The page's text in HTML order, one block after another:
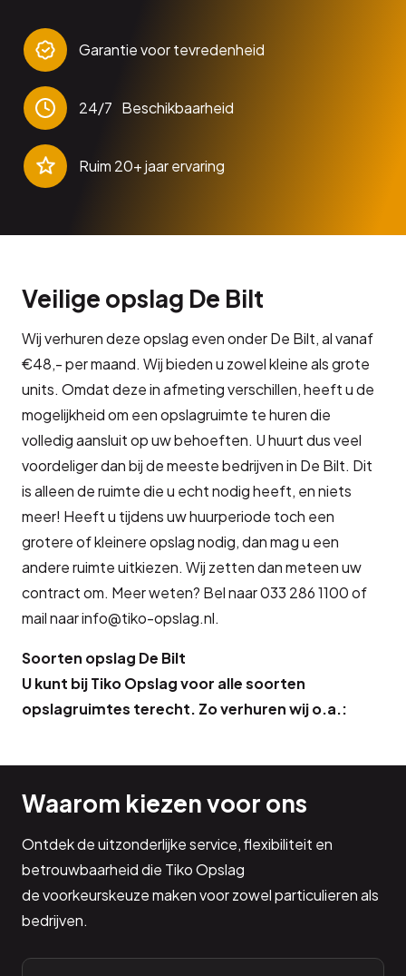
Garantie voor tevredenheid
24/7 Beschikbaarheid
Ruim 20+ jaar ervaring
Veilige opslag De Bilt
Wij verhuren deze opslag even onder De Bilt, al vanaf
€48,- per maand. Wij bieden u zowel kleine als grote
units. Omdat deze in afmeting verschillen, heeft u de
mogelijkheid om een opslagruimte te huren die
volledig aansluit op uw behoeften. U huurt dus veel
voordeliger dan bij de meeste bedrijven in De Bilt. Dit
is alleen de ruimte die u echt nodig heeft, en niets
meer! Heeft u tijdens uw huurperiode toch een
grotere of kleinere opslag nodig, dan mag u een
andere ruimte uitkiezen. Wij zetten dan meteen uw
contract om. Meer weten? Bel naar 033 286 1100 of
mail naar info@tiko-opslag.nl.
Soorten opslag De Bilt
U kunt bij Tiko Opslag voor alle soorten
opslagruimtes terecht. Zo verhuren wij o.a.:
Waarom kiezen voor ons
Ontdek de uitzonderlijke service, flexibiliteit en
betrouwbaarheid die Tiko Opslag
de voorkeurskeuze maken voor zowel particulieren als
bedrijven.